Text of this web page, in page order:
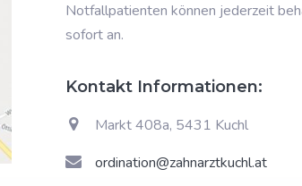
Notfallpatienten können jederzeit
sofort an.
Kontakt Informationen:
Markt 408a, 5431 Kuchl
ordination@zahnarztkuchl.at